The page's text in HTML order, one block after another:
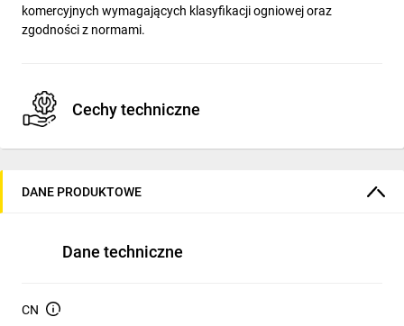
komercyjnych wymagających klasyfikacji ogniowej oraz
zgodności z normami.
Cechy techniczne
Wymiary: szerokość 40 mm, wysokość 60 mm, długość
Materiał: PC/ABS, kolor jasnoszary (RAL 7035).
boczna z wyciętymi szczelinami/otworami, dno
prowadzenie różnych przekrojów przewodów.
DANE PRODUKTOWE
Dane techniczne
CN